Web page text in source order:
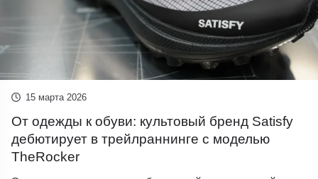
15 марта 2026
От одежды к обуви: культовый бренд Satisfy
дебютирует в трейлраннинге с моделью
TheRocker